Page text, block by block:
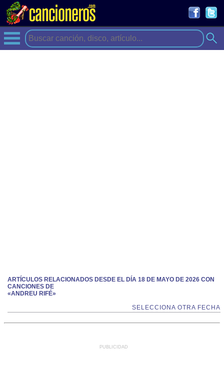
ARTÍCULOS RELACIONADOS DESDE EL DÍA 18 DE MAYO DE 2026 CON
CANCIONES DE
«ANDREU RIFÉ»
SELECCIONA OTRA FECHA
PUBLICIDAD